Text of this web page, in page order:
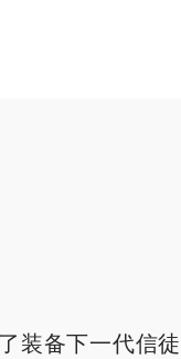
装备下一代信